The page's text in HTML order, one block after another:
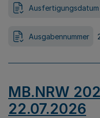
Ausfertigungsdatum
Ausgabennummer
MB.NRW
22.07.2026